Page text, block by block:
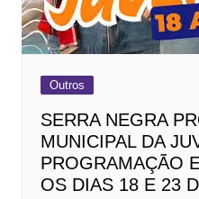
Outros
SERRA NEGRA
MUNICIPAL DA
PROGRAMAÇÃO
OS DIAS 18 E 23